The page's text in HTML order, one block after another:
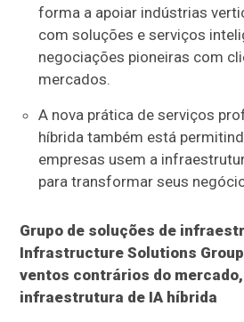
forma a apoiar indústrias
com soluções e serviços
negociações pioneiras com
mercados.
A nova prática de serviços
híbrida também está
empresas usem a
para transformar seus
Grupo de soluções de
Infrastructure Solutions
ventos contrários do
infraestrutura de IA híbrida